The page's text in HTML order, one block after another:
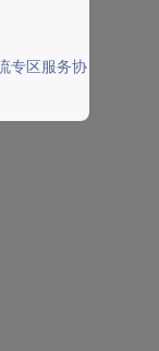
专区服务协